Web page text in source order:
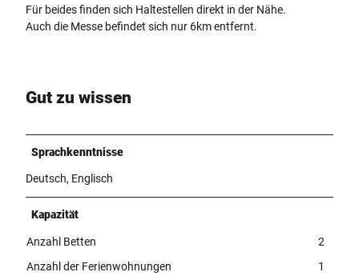
Für beides finden sich Haltestellen direkt in der Nähe.
Auch die Messe befindet sich nur 6km entfernt.
Gut zu wissen
Sprachkenntnisse
Deutsch, Englisch
Kapazität
Anzahl Betten
2
Anzahl der Ferienwohnungen
1